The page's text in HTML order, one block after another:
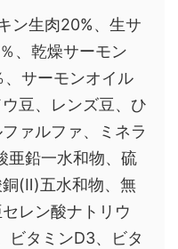
ン生肉20%、生サ
、乾燥サーモン
サーモンオイル
豆、レンズ豆、ひ
ァルファ、ミネラ
亜鉛一水和物、硫
(Ⅱ)五水和物、無
レン酸ナトリウ
ビタミンD3、ビタ